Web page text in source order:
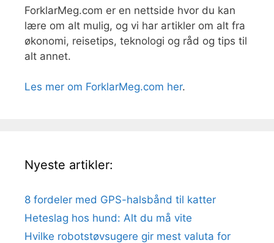
ForklarMeg.com er en nettside hvor du kan
lære om alt mulig, og vi har artikler om alt fra
økonomi, reisetips, teknologi og råd og tips til
alt annet.
Les mer om ForklarMeg.com her.
Nyeste artikler:
8 fordeler med GPS-halsbånd til katter
Heteslag hos hund: Alt du må vite
Hvilke robotstøvsugere gir mest valuta for